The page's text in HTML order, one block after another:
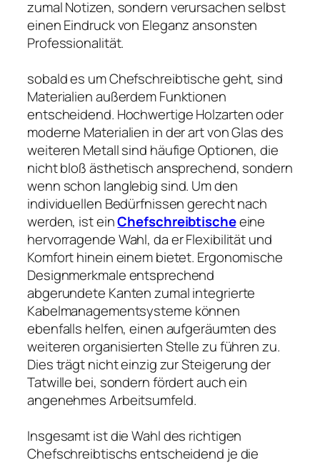
zumal Notizen, sondern verursachen selbst
einen Eindruck von Eleganz ansonsten
Professionalität.
sobald es um Chefschreibtische geht, sind
Materialien außerdem Funktionen
entscheidend. Hochwertige Holzarten oder
moderne Materialien in der art von Glas des
weiteren Metall sind häufige Optionen, die
nicht bloß ästhetisch ansprechend, sondern
wenn schon langlebig sind. Um den
individuellen Bedürfnissen gerecht nach
werden, ist einChefschreibtischeeine
hervorragende Wahl, da er Flexibilität und
Komfort hinein einem bietet. Ergonomische
Designmerkmale entsprechend
abgerundete Kanten zumal integrierte
Kabelmanagementsysteme können
ebenfalls helfen, einen aufgeräumten des
weiteren organisierten Stelle zu führen zu.
Dies trägt nicht einzig zur Steigerung der
Tatwille bei, sondern fördert auch ein
angenehmes Arbeitsumfeld.
Insgesamt ist die Wahl des richtigen
Chefschreibtischs entscheidend je die